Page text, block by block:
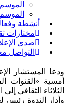
الموسم
أنشطة
مختارات
صدى
التواصل
ودعا المستشار
أمسية «القنوات
الثلاثاء الثقافي
وأدار الندوة رئيس